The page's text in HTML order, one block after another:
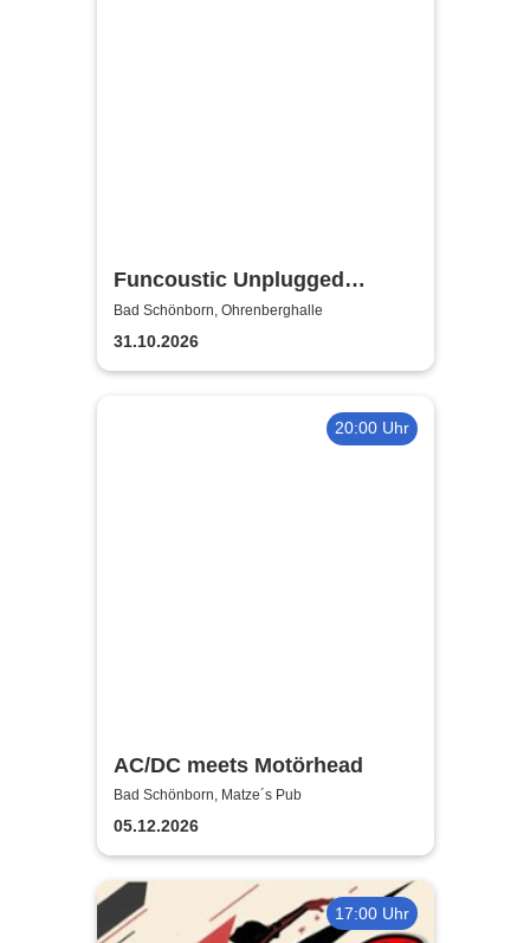
Funcoustic Unplugged
Groove
Bad Schönborn, Ohrenberghalle
31.10.2026
20:00 Uhr
AC/DC meets Motörhead
Bad Schönborn, Matze´s Pub
05.12.2026
17:00 Uhr